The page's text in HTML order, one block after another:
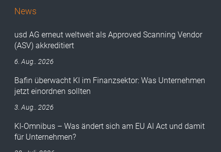
News
usd AG erneut weltweit als Approved Scanning Vendor
(ASV) akkreditiert
6. Aug.. 2026
Bafin überwacht KI im Finanzsektor: Was Unternehmen
jetzt einordnen sollten
3. Aug.. 2026
KI-Omnibus – Was ändert sich am EU AI Act und damit
für Unternehmen?